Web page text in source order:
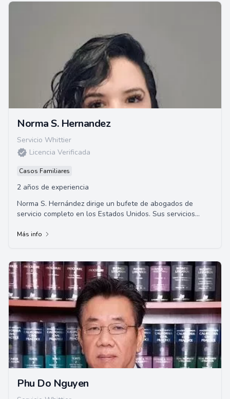
Norma S. Hernandez
Servicio Whittier
Licencia Verificada
Casos Familiares
2 años de experiencia
Norma S. Hernández dirige un bufete de abogados de
servicio completo en los Estados Unidos. Sus servicios
Más info
Phu Do Nguyen